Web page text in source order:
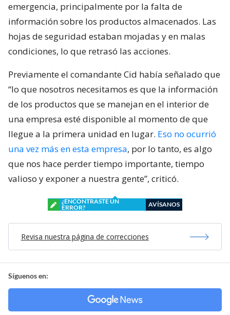
emergencia, principalmente por la falta de
información sobre los productos almacenados. Las
hojas de seguridad estaban mojadas y en malas
condiciones, lo que retrasó las acciones.
Previamente el comandante Cid había señalado que
“lo que nosotros necesitamos es que la información
de los productos que se manejan en el interior de
una empresa esté disponible al momento de que
llegue a la primera unidad en lugar. Eso no ocurrió
una vez más en esta empresa, por lo tanto, es algo
que nos hace perder tiempo importante, tiempo
valioso y exponer a nuestra gente”, criticó.
¿ENCONTRASTE UN
ERROR?
AVÍSANOS
Revisa nuestra página de correcciones
Síguenos en: